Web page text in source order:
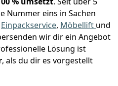
Nummer eins in Sachen
Einpackservice, Möbellift und
wir dir ein Angebot
Lösung ist
, als du dir es vorgestellt